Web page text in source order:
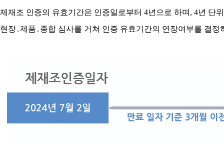
제재조 인증의 유효기간은 인증일로부터 4년으로 하며, 4년 단
현장․제품․종합 심사를 거쳐 인증 유효기간의 연장여부를 결정